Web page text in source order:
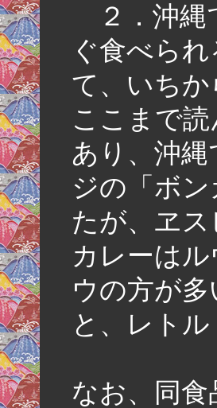
２．沖縄
ぐ食べら
て、いち
ここまで
あり、沖
ジの「ボ
たが、ヱ
カレーは
ウの方が
と、レト
なお、同